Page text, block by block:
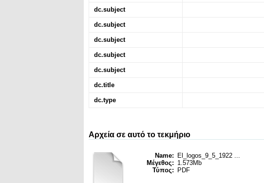
dc.subject
dc.subject
dc.subject
dc.subject
dc.subject
dc.title
dc.type
Αρχεία σε αυτό το τεκμήριο
Name:
El_logos_9_5_1922 ...
Μέγεθος: 1.573Mb
Τύπος:
PDF